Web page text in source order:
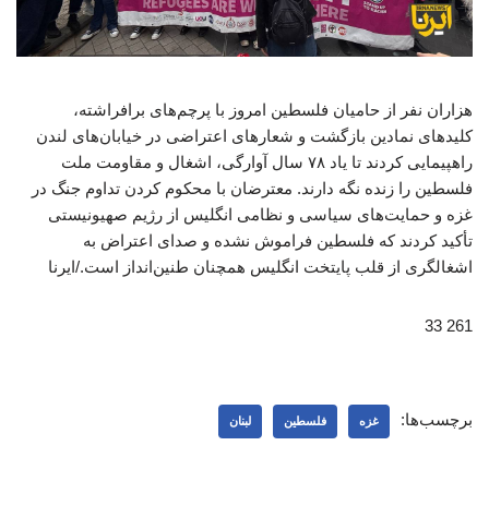
هزاران نفر از حامیان فلسطین امروز با پرچم‌های برافراشته،
کلیدهای نمادین بازگشت و شعارهای اعتراضی در خیابان‌های لندن
راهپیمایی کردند تا یاد ۷۸ سال آوارگی، اشغال و مقاومت ملت
فلسطین را زنده نگه دارند. معترضان با محکوم کردن تداوم جنگ در
غزه و حمایت‌های سیاسی و نظامی انگلیس از رژیم صهیونیستی
تأکید کردند که فلسطین فراموش نشده و صدای اعتراض به
اشغالگری از قلب پایتخت انگلیس همچنان طنین‌انداز است./ایرنا
261 33
برچسب‌ها: غزه فلسطین لبنان